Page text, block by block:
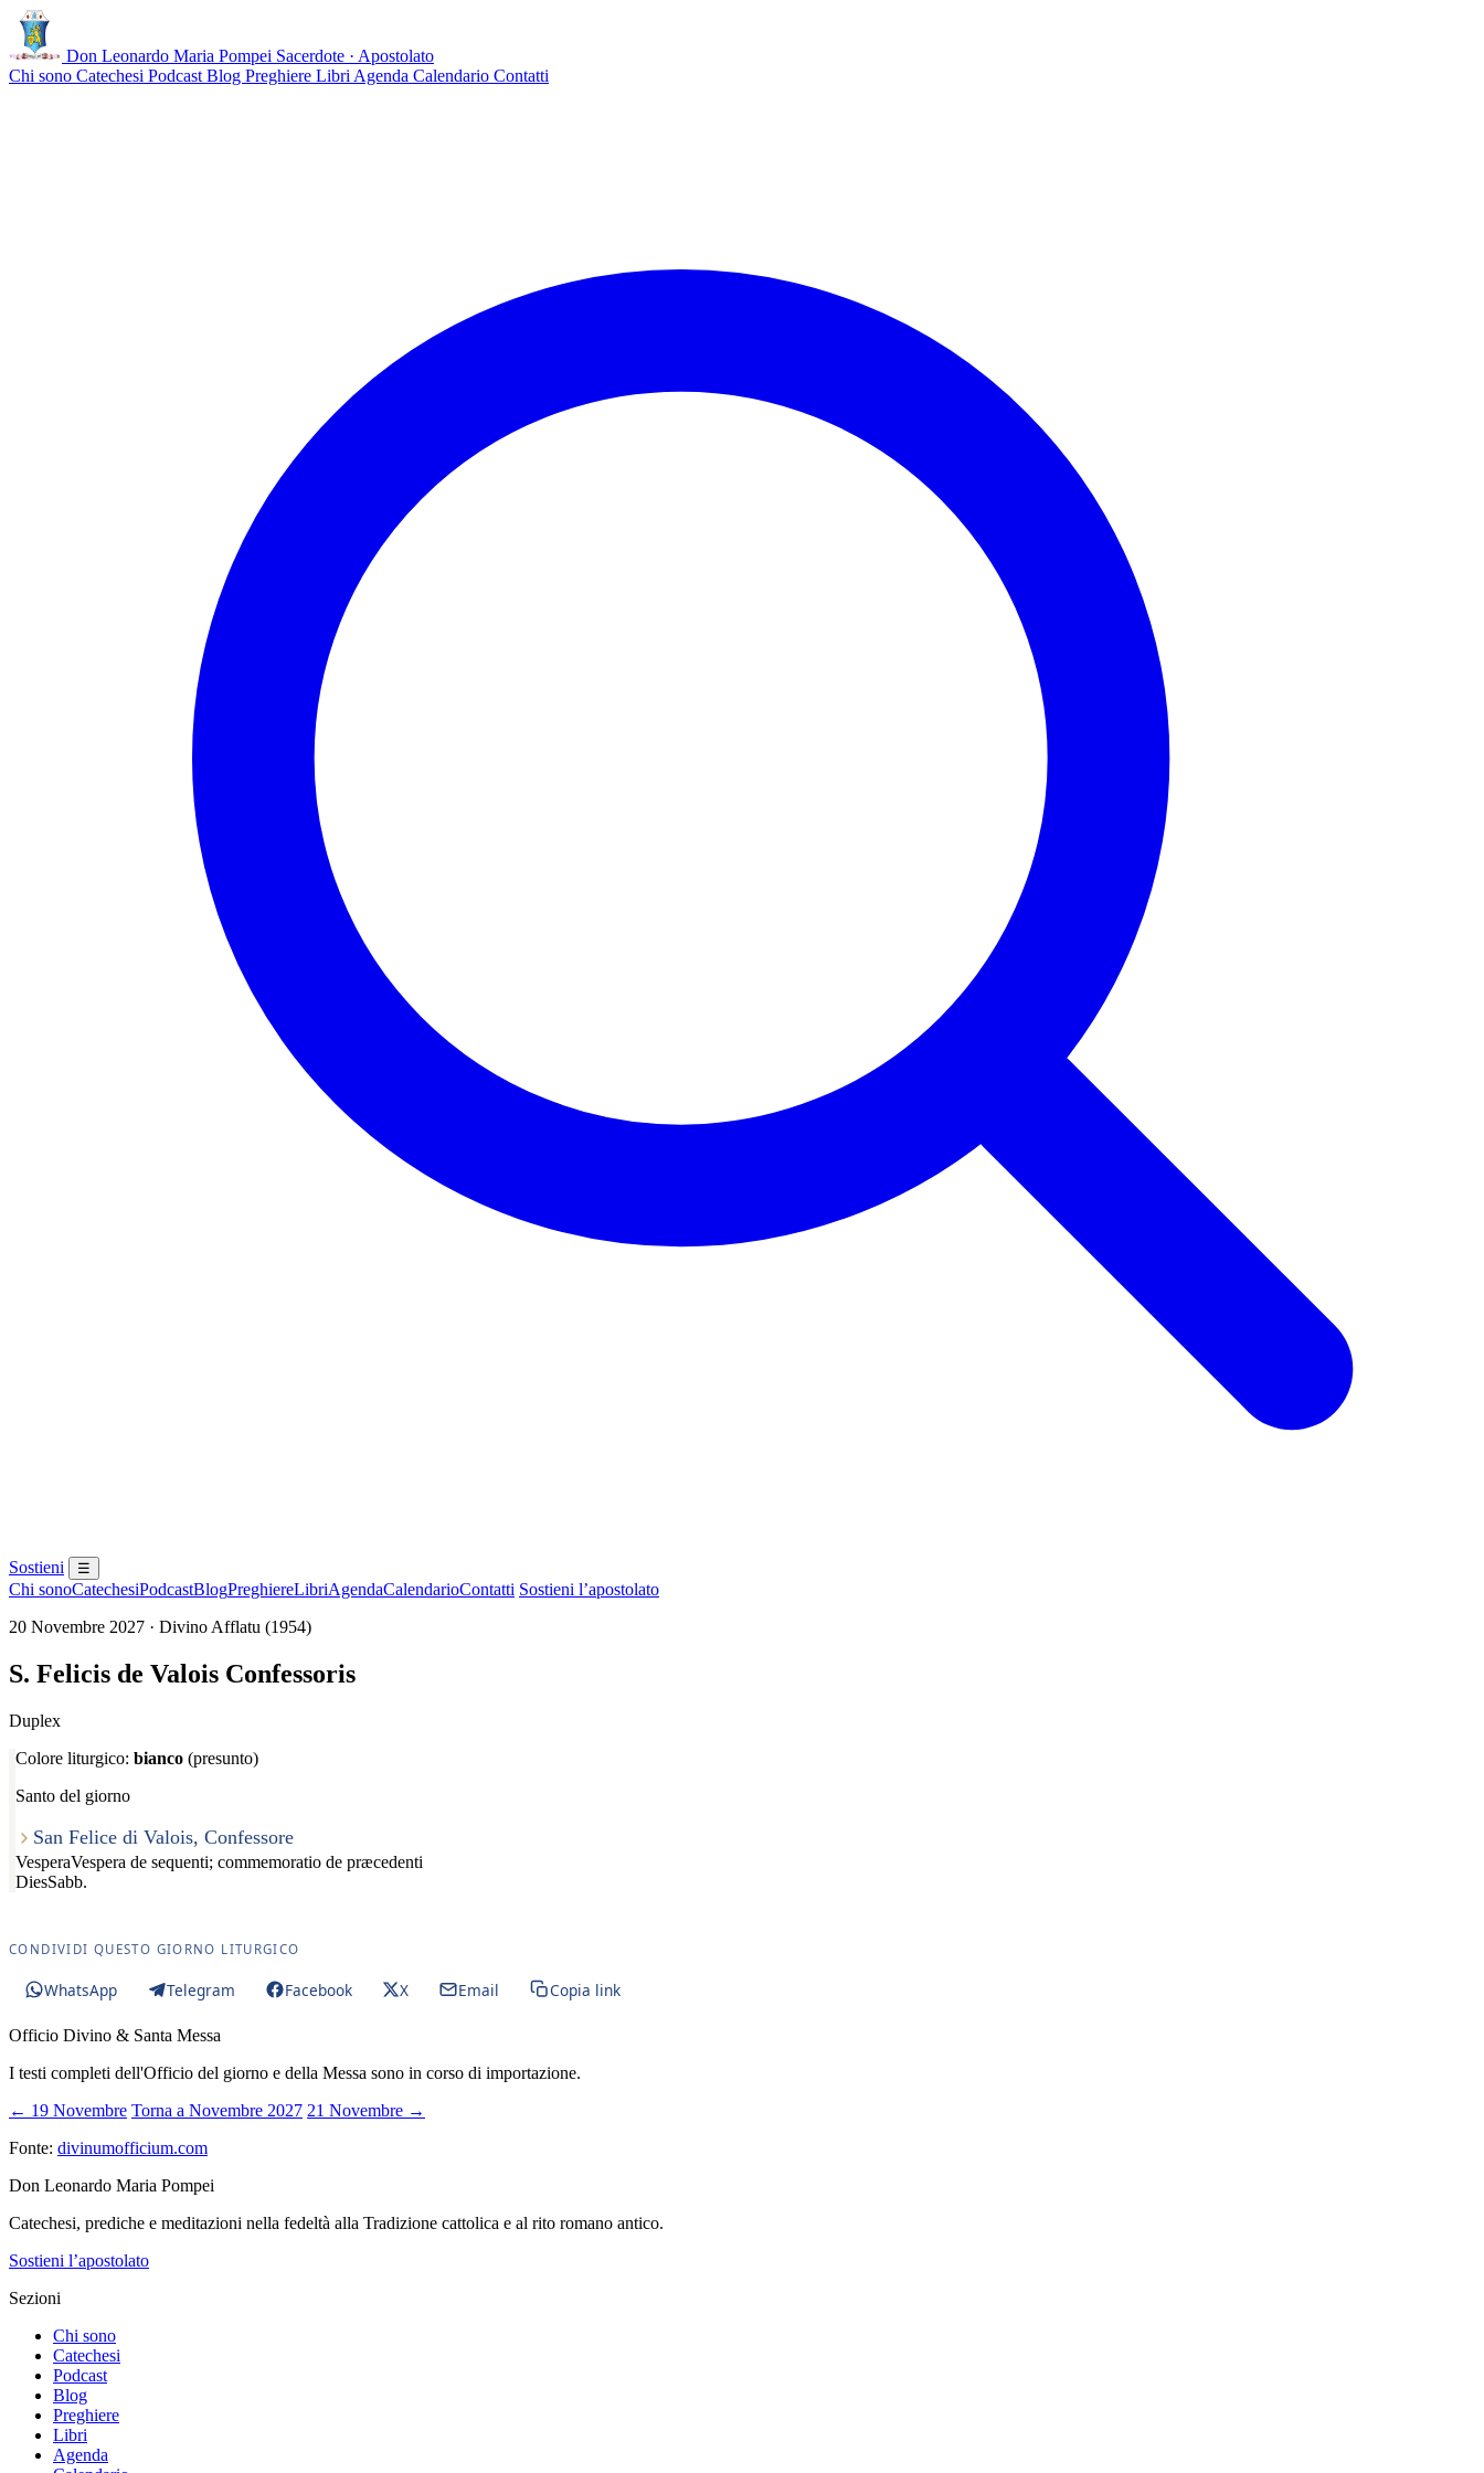
Don Leonardo Maria Pompei Sacerdote · Apostolato
Chi sono Catechesi Podcast Blog Preghiere Libri Agenda Calendario Contatti
Sostieni ☰
Chi sonoCatechesiPodcastBlogPreghiereLibriAgendaCalendarioContatti Sostieni l’apostolato
20 Novembre 2027 · Divino Afflatu (1954)
S. Felicis de Valois Confessoris
Duplex
Colore liturgico: bianco (presunto)
Santo del giorno
San Felice di Valois, Confessore
VesperaVespera de sequenti; commemoratio de præcedenti
DiesSabb.
CONDIVIDI QUESTO GIORNO LITURGICO
WhatsApp Telegram Facebook X Email Copia link
Officio Divino & Santa Messa
I testi completi dell'Officio del giorno e della Messa sono in corso di importazione.
← 19 Novembre Torna a Novembre 2027 21 Novembre →
Fonte: divinumofficium.com
Don Leonardo Maria Pompei
Catechesi, prediche e meditazioni nella fedeltà alla Tradizione cattolica e al rito romano antico.
Sostieni l’apostolato
Sezioni
Chi sono
Catechesi
Podcast
Blog
Preghiere
Libri
Agenda